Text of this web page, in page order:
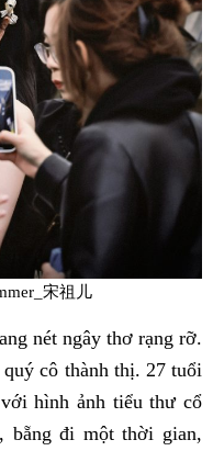
宋祖儿
nét ngây thơ rạng rỡ.
cô thành thị. 27 tuổi
hình ảnh tiểu thư cổ
bẵng đi một thời gian,